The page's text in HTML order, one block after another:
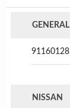
91160128
NISSAN